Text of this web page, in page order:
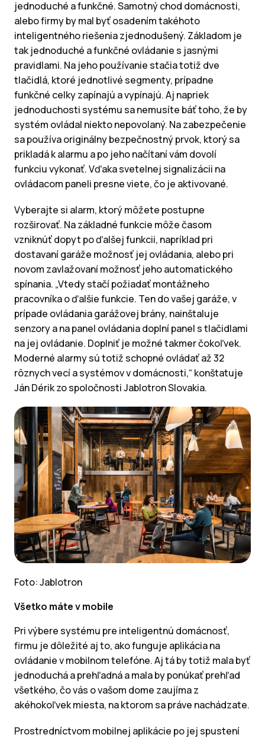
jednoduché a funkčné. Samotný chod domácnosti,
alebo firmy by mal byť osadením takéhoto
inteligentného riešenia zjednodušený. Základom je
tak jednoduché a funkčné ovládanie s jasnými
pravidlami. Na jeho používanie stačia totiž dve
tlačidlá, ktoré jednotlivé segmenty, prípadne
funkčné celky zapínajú a vypínajú. Aj napriek
jednoduchosti systému sa nemusíte báť toho, že by
systém ovládal niekto nepovolaný. Na zabezpečenie
sa používa originálny bezpečnostný prvok, ktorý sa
prikladá k alarmu a po jeho načítaní vám dovolí
funkciu vykonať. Vďaka svetelnej signalizácii na
ovládacom paneli presne viete, čo je aktivované.
Vyberajte si alarm, ktorý môžete postupne
rozširovať. Na základné funkcie môže časom
vzniknúť dopyt po ďalšej funkcii, napríklad pri
dostavaní garáže možnosť jej ovládania, alebo pri
novom zavlažovaní možnosť jeho automatického
spínania. „Vtedy stačí požiadať montážneho
pracovníka o ďalšie funkcie. Ten do vašej garáže, v
prípade ovládania garážovej brány, nainštaluje
senzory a na panel ovládania doplní panel s tlačidlami
na jej ovládanie. Doplniť je možné takmer čokoľvek.
Moderné alarmy sú totiž schopné ovládať až 32
rôznych vecí a systémov v domácnosti,“ konštatuje
Ján Dérik zo spoločnosti Jablotron Slovakia.
Foto: Jablotron
Všetko máte v mobile
Pri výbere systému pre inteligentnú domácnosť,
firmu je dôležité aj to, ako funguje aplikácia na
ovládanie v mobilnom telefóne. Aj tá by totiž mala byť
jednoduchá a prehľadná a mala by ponúkať prehľad
všetkého, čo vás o vašom dome zaujíma z
akéhokoľvek miesta, na ktorom sa práve nachádzate.
Prostredníctvom mobilnej aplikácie po jej spustení